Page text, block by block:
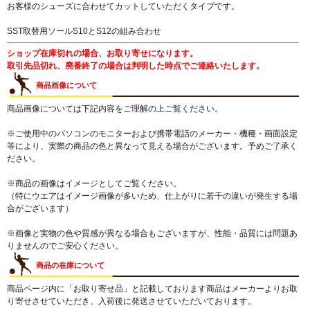
お客様のシューズに合わせてカットしていただくタイプです。
SST取替用ソールS10とS12の組み合わせ
ショップ在庫切れの場合、お取り寄せになります。
取引先品切れ、廃番終了の場合は判明した時点でご連絡いたします。
商品画像について
商品画像については下記内容をご理解の上ご覧ください。
※ご使用中のパソコンのモニターおよび携帯電話のメーカー・機種・画面設定
等により、実際の商品の色と異なって見える場合がございます。予めご了承く
ださい。
※商品の画像はイメージとしてご覧ください。
（特にウエアはイメージ画像が多いため、仕上がりに若干の違いが発生する場
合がございます）
※画像と実物の色や質感が異なる場合もございますが、性能・品質には問題あ
りませんのでご安心ください。
商品の在庫について
商品ページ内に「お取り寄せ品」と記載しております商品はメーカーよりお取
り寄せさせていただき、入荷後に発送させていただいております。